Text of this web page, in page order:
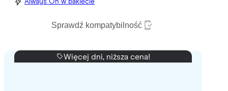
Always On w pakiecie
Sprawdź kompatybilność
Więcej dni, niższa cena!